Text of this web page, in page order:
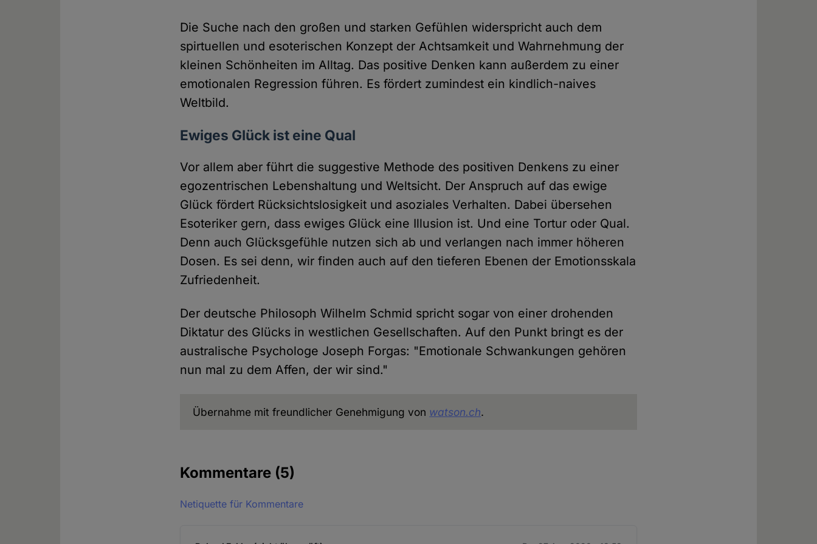
Die Suche nach den großen und starken Gefühlen widerspricht auch dem
spirtuellen und esoterischen Konzept der Achtsamkeit und Wahrnehmung der
kleinen Schönheiten im Alltag. Das positive Denken kann außerdem zu einer
emotionalen Regression führen. Es fördert zumindest ein kindlich-naives
Weltbild.
Ewiges Glück ist eine Qual
Vor allem aber führt die suggestive Methode des positiven Denkens zu einer
egozentrischen Lebenshaltung und Weltsicht. Der Anspruch auf das ewige
Glück fördert Rücksichtslosigkeit und asoziales Verhalten. Dabei übersehen
Esoteriker gern, dass ewiges Glück eine Illusion ist. Und eine Tortur oder Qual.
Denn auch Glücksgefühle nutzen sich ab und verlangen nach immer höheren
Dosen. Es sei denn, wir finden auch auf den tieferen Ebenen der Emotionsskala
Zufriedenheit.
Der deutsche Philosoph Wilhelm Schmid spricht sogar von einer drohenden
Diktatur des Glücks in westlichen Gesellschaften. Auf den Punkt bringt es der
australische Psychologe Joseph Forgas: "Emotionale Schwankungen gehören
nun mal zu dem Affen, der wir sind."
Übernahme mit freundlicher Genehmigung von watson.ch.
Kommentare (5)
Netiquette für Kommentare